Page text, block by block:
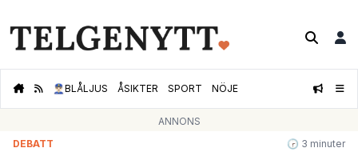
👮🏻‍♂️BLÅLJUS ÅSIKTER SPORT NÖJE
ANNONS
DEBATT
🕝 3 minuter